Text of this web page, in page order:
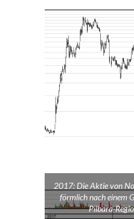
2017: Die Aktie von
förmlich nach einem
Pilbara-